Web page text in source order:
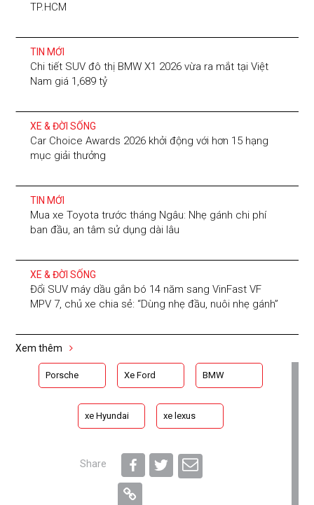
TP.HCM
TIN MỚI
Chi tiết SUV đô thị BMW X1 2026 vừa ra mắt tại Việt
Nam giá 1,689 tỷ
XE & ĐỜI SỐNG
Car Choice Awards 2026 khởi động với hơn 15 hạng
mục giải thưởng
TIN MỚI
Mua xe Toyota trước tháng Ngâu: Nhẹ gánh chi phí
ban đầu, an tâm sử dụng dài lâu
XE & ĐỜI SỐNG
Đổi SUV máy dầu gắn bó 14 năm sang VinFast VF
MPV 7, chủ xe chia sẻ: “Dùng nhẹ đầu, nuôi nhẹ gánh”
Xem thêm
Porsche Xe Ford BMW
xe Hyundai xe lexus
Share